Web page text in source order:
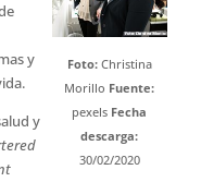
y
y
Foto:Christina
Morillo Fuente:
pexels Fecha
descarga:
30/02/2020